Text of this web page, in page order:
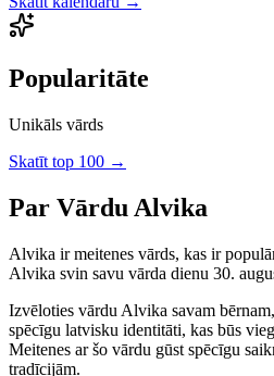
Popularitāte
Unikāls vārds
Skatīt top 100 →
Par Vārdu Alvika
Alvika irmeitenes vārds, kas ir
Alvika svin savu vārda dienu 30.
Izvēloties vārdu Alvika savam
spēcīgu latvisku identitāti, kas būs
Meitenes ar šo vārdu gūst spēcīgu
tradīcijām.